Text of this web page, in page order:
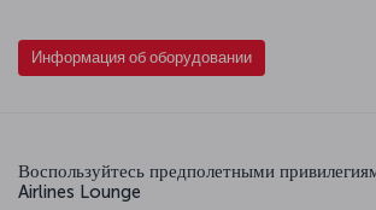
Информация об оборудовании
Воспользуйтесь предполетными
Airlines Lounge